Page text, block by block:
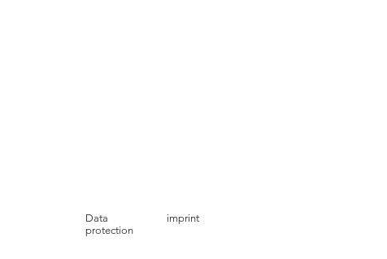
Data
protection
imprint